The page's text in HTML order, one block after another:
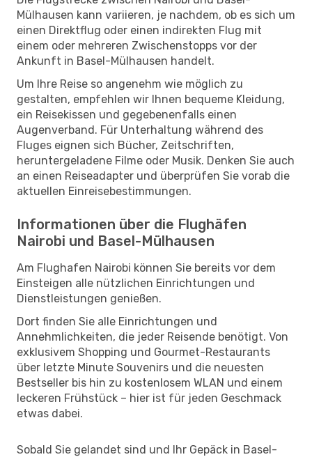
Mülhausen kann variieren, je nachdem, ob es sich um
einen Direktflug oder einen indirekten Flug mit
einem oder mehreren Zwischenstopps vor der
Ankunft in Basel-Mülhausen handelt.
Um Ihre Reise so angenehm wie möglich zu
gestalten, empfehlen wir Ihnen bequeme Kleidung,
ein Reisekissen und gegebenenfalls einen
Augenverband. Für Unterhaltung während des
Fluges eignen sich Bücher, Zeitschriften,
heruntergeladene Filme oder Musik. Denken Sie auch
an einen Reiseadapter und überprüfen Sie vorab die
aktuellen Einreisebestimmungen.
Informationen über die Flughäfen
Nairobi und Basel-Mülhausen
Am Flughafen Nairobi können Sie bereits vor dem
Einsteigen alle nützlichen Einrichtungen und
Dienstleistungen genießen.
Dort finden Sie alle Einrichtungen und
Annehmlichkeiten, die jeder Reisende benötigt. Von
exklusivem Shopping und Gourmet-Restaurants
über letzte Minute Souvenirs und die neuesten
Bestseller bis hin zu kostenlosem WLAN und einem
leckeren Frühstück – hier ist für jeden Geschmack
etwas dabei.
Sobald Sie gelandet sind und Ihr Gepäck in Basel-